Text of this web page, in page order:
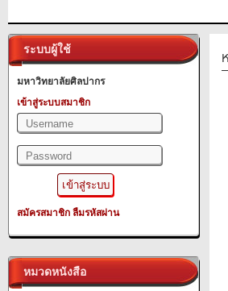
ระบบผู้ใช้
มหาวิทยาลัยศิลปากร
เข้าสู่ระบบสมาชิก
สมัครสมาชิก ลืมรหัสผ่าน
หมวดหนังสือ